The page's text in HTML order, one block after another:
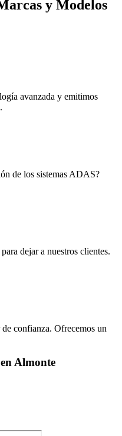
y Modelos
avanzada y emitimos
de los sistemas ADAS?
dejar a nuestros clientes.
confianza. Ofrecemos un
Almonte